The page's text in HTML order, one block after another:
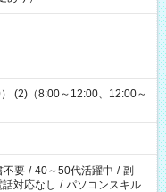
(2)（8:00～12:00、12:00～
不要 / 40～50代活躍中 / 副
話対応なし / パソコンスキル